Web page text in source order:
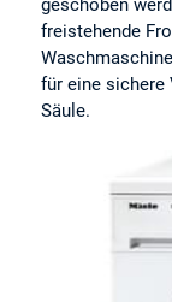
geschoben
freistehende
für eine sichere
Säule.